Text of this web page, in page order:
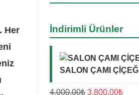
Her
İndirimli Ürünler
SALON ÇAMI ÇİÇEĞİ
4.000,00₺ O
3.800,00₺Ş